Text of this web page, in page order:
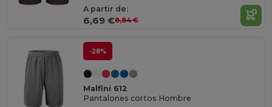
A partir de:
6,69 €8,84 €
-28%
Malfini 612
Pantalones cortos Hombre